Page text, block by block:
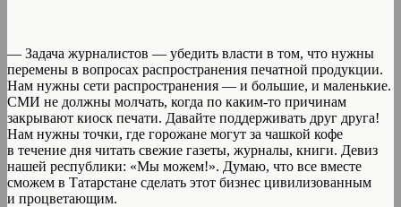
— Задача журналистов — убедить власти в том, что нужны
перемены в вопросах распространения печатной продукции.
Нам нужны сети распространения — и большие, и маленькие.
СМИ не должны молчать, когда по каким-то причинам
закрывают киоск печати. Давайте поддерживать друг друга!
Нам нужны точки, где горожане могут за чашкой кофе
в течение дня читать свежие газеты, журналы, книги. Девиз
нашей республики: «Мы можем!». Думаю, что все вместе
сможем в Татарстане сделать этот бизнес цивилизованным
и процветающим.